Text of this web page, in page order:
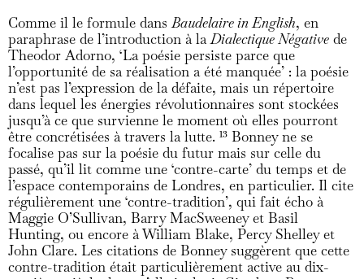
Comme il le formule dansBaudelaire in English, en
paraphrase de l’introduction à laDialectique Négative de
Theodor Adorno, ‘La poésie persiste parce que
l’opportunité de sa réalisation a été manquée’ : la poésie
n’est pas l’expression de la défaite, mais un répertoire
dans lequel les énergies révolutionnaires sont stockées
jusqu’à ce que survienne le moment où elles pourront
être concrétisées à travers la lutte. 13 Bonney ne se
focalise pas sur la poésie du futur mais sur celle du
passé, qu’il lit comme une ‘contre-carte’ du temps et de
l’espace contemporains de Londres, en particulier. Il cite
régulièrement une ‘contre-tradition’, qui fait écho à
Maggie O’Sullivan, Barry MacSweeney et Basil
Hunting, ou encore à William Blake, Percy Shelley et
John Clare. Les citations de Bonney suggèrent que cette
contre-tradition était particulièrement active au dix-